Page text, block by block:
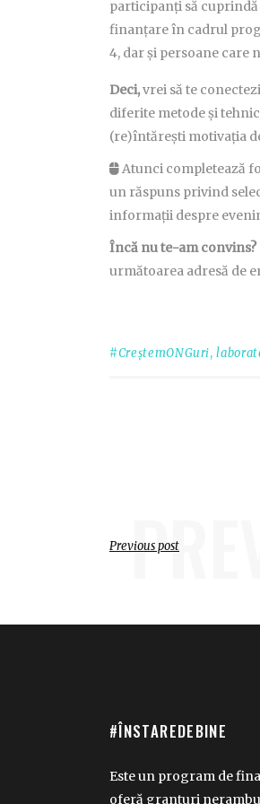
participanți să
finanțare în cadrul
4, dar și persoane care
Deci,vrei să te
diferite metode și
(re)întărești motivația
Atunci completează
un răspuns privind
informații despre
Încă nu te-am convins?
următoarea adresă de
#CreștemONGuri,
PREV
Previous post
#ÎNSTAREDEBINE
Este un program de
oferă granturi